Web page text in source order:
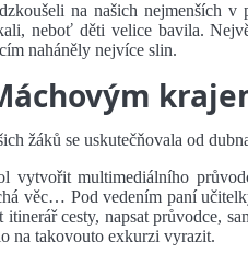
na našich nejmenších
neboť děti velice bavila.
naháněly nejvíce slin.
žáků se uskutečňovala od
vytvořit multimediálního
věc… Pod vedením paní
cesty, napsat průvodce,
na takovouto exkurzi vyrazit.